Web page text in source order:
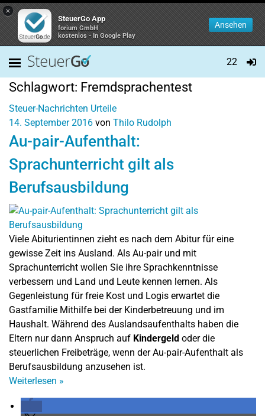
×
SteuerGo App
forium GmbH
kostenlos - In Google Play
Ansehen
22
Schlagwort: Fremdsprachentest
Steuer-Nachrichten Urteile
14. September 2016 von Thilo Rudolph
Au-pair-Aufenthalt:
Sprachunterricht gilt als
Berufsausbildung
Viele Abiturientinnen zieht es nach dem Abitur für eine
gewisse Zeit ins Ausland. Als Au-pair und mit
Sprachunterricht wollen Sie ihre Sprachkenntnisse
verbessern und Land und Leute kennen lernen. Als
Gegenleistung für freie Kost und Logis erwartet die
Gastfamilie Mithilfe bei der Kinderbetreuung und im
Haushalt. Während des Auslandsaufenthalts haben die
Eltern nur dann Anspruch auf Kindergeld oder die
steuerlichen Freibeträge, wenn der Au-pair-Aufenthalt als
Berufsausbildung anzusehen ist.
Weiterlesen »